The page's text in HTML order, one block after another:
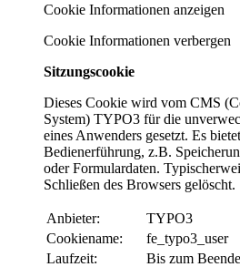
Cookie Informationen anzeigen
Cookie Informationen verbergen
Sitzungscookie
Dieses Cookie wird vom CMS
System) TYPO3 für die
eines Anwenders gesetzt. Es
Bedienerführung, z.B.
oder Formulardaten.
Schließen des Browsers gelöscht.
Anbieter:
TYPO3
Cookiename:
fe_typo3_user
Laufzeit:
Bis zum